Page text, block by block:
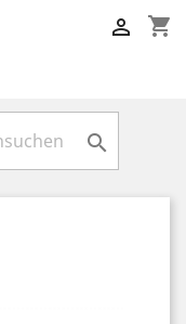
shopping_cart

